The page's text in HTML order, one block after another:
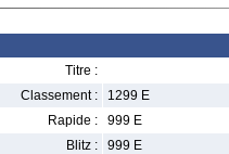
Titre :
Classement :
1299 E
Rapide :
999 E
Blitz :
999 E